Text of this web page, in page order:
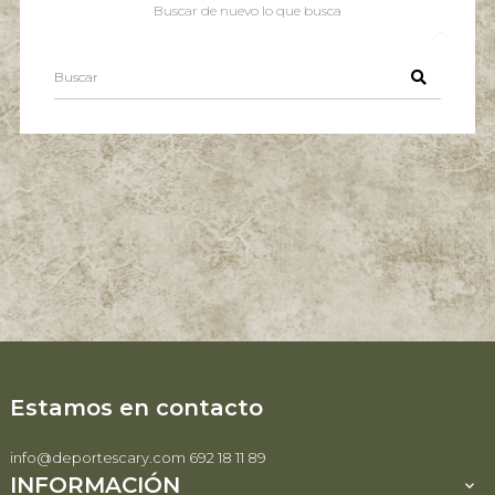
Buscar de nuevo lo que busca
Estamos en contacto
info@deportescary.com 692 18 11 89
INFORMACIÓN 